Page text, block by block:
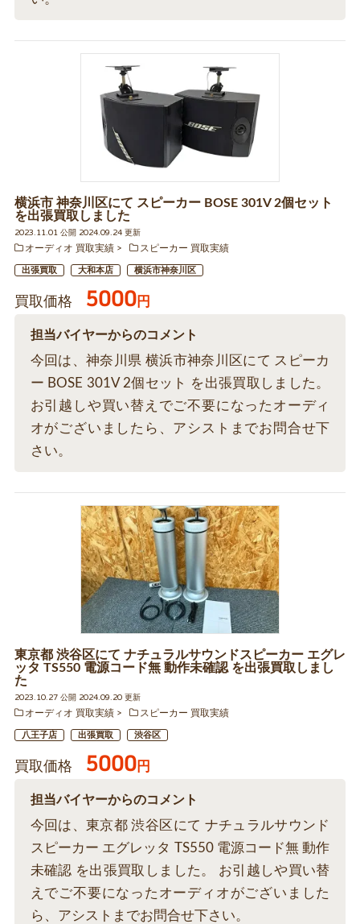
横浜市 神奈川区にて スピーカー BOSE 301V 2個セット
を出張買取しました
2023.11.01 公開 2024.09.24 更新
オーディオ 買取実績
スピーカー 買取実績
出張買取 大和本店 横浜市神奈川区
買取価格 5000円
担当バイヤーからのコメント
今回は、神奈川県 横浜市神奈川区にて スピーカ
ー BOSE 301V 2個セット を出張買取しました。
お引越しや買い替えでご不要になったオーディ
オがございましたら、アシストまでお問合せ下
さい。
東京都 渋谷区にて ナチュラルサウンドスピーカー エグレ
ッタ TS550 電源コード無 動作未確認 を出張買取しまし
た
2023.10.27 公開 2024.09.20 更新
オーディオ 買取実績
スピーカー 買取実績
八王子店 出張買取 渋谷区
買取価格 5000円
担当バイヤーからのコメント
今回は、東京都 渋谷区にて ナチュラルサウンド
スピーカー エグレッタ TS550 電源コード無 動作
未確認 を出張買取しました。 お引越しや買い替
えでご不要になったオーディオがございました
ら、アシストまでお問合せ下さい。